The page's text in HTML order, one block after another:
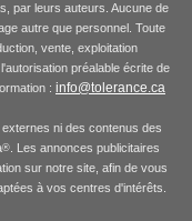
par leurs auteurs. Aucune de
autre que personnel. Toute
vente, exploitation
préalable écrite de
: info@tolerance.ca
ni des contenus des
®. Les annonces publicitaires
sur notre site, afin de vous
à vos centres d'intérêts.